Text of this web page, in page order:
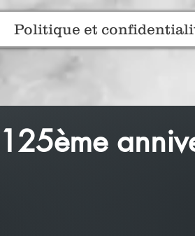
Politique et
125ème